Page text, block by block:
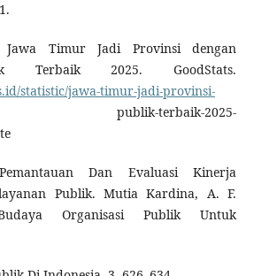
Timur Jadi Provinsi dengan
Terbaik 2025. GoodStats.
statistic/jawa-timur-jadi-provinsi-
terbaik-2025-
Dan Evaluasi Kinerja
Publik. Mutia Kardina, A. F.
Organisasi Publik Untuk